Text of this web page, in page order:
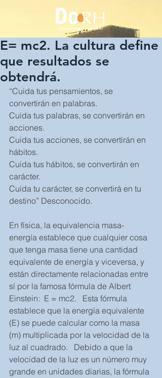
E= mc2. La cultura define
que resultados se
obtendrá.
“Cuida tus pensamientos, se
convertirán en palabras.
Cuida tus palabras, se convertirán en
acciones.
Cuida tus acciones, se convertirán en
hábitos.
Cuida tus hábitos, se convertirán en
carácter.
Cuida tu carácter, se convertirá en tu
destino” Desconocido.
En física, la equivalencia masa-
energía establece que cualquier cosa
que tenga masa tiene una cantidad
equivalente de energía y viceversa, y
están directamente relacionadas entre
sí por la famosa fórmula de Albert
Einstein:  E = mc2.   Esta fórmula
establece que la energía equivalente
(E) se puede calcular como la masa
(m) multiplicada por la velocidad de la
luz al cuadrado.   Debido a que la
velocidad de la luz es un número muy
grande en unidades diarias, la fórmula